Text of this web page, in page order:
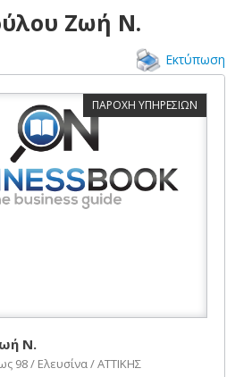
Ζωή Ν.
Εκτύπωση
ΠΑΡΟΧΗ ΥΠΗΡΕΣΙΩΝ
Ν.
98 / Ελευσίνα / ΑΤΤΙΚΗΣ